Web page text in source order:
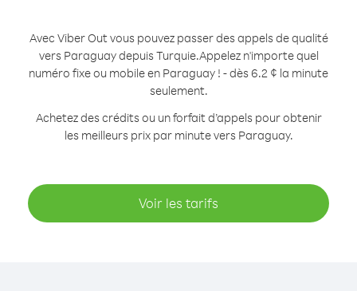
Avec Viber Out vous pouvez passer des appels de qualité
vers Paraguay depuis Turquie.Appelez n'importe quel
numéro fixe ou mobile en Paraguay ! - dès 6.2 ¢ la minute
seulement.
Achetez des crédits ou un forfait d’appels pour obtenir
les meilleurs prix par minute vers Paraguay.
Voir les tarifs